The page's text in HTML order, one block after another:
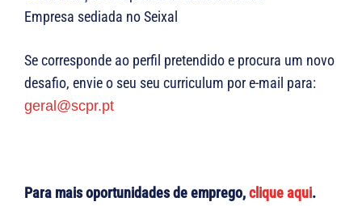
Empresa sediada no Seixal
Se corresponde ao perfil pretendido e procura um novo
desafio, envie o seu seu curriculum por e-mail para:
geral@scpr.pt
Para mais oportunidades de emprego,clique aqui.